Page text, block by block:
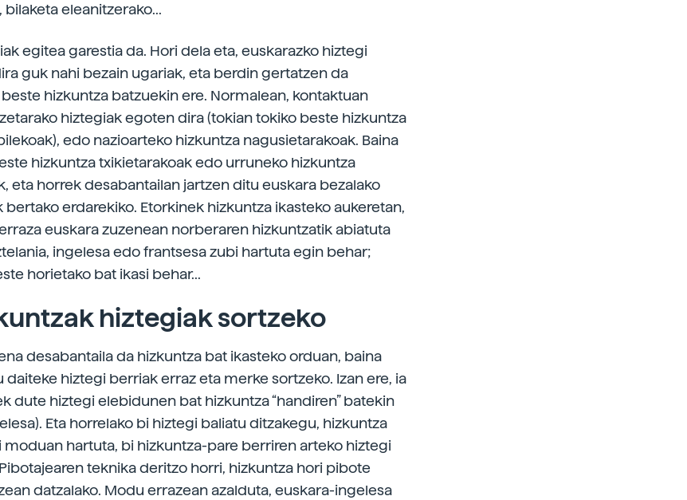
eleanitzerako...
egitea garestia da. Hori dela eta, euskarazko hiztegi
guk nahi bezain ugariak, eta berdin gertatzen da
hizkuntza batzuekin ere. Normalean, kontaktuan
hiztegiak egoten dira (tokian tokiko beste hizkuntza
edo nazioarteko hizkuntza nagusietarakoak. Baina
hizkuntza txikietarakoak edo urruneko hizkuntza
eta horrek desabantailan jartzen ditu euskara bezalako
bertako erdarekiko. Etorkinek hizkuntza ikasteko aukeretan,
euskara zuzenean norberaren hizkuntzatik abiatuta
ingelesa edo frantsesa zubi hartuta egin behar;
horietako bat ikasi behar...
hiztegiak sortzeko
desabantaila da hizkuntza bat ikasteko orduan, baina
daiteke hiztegi berriak erraz eta merke sortzeko. Izan ere, ia
dute hiztegi elebidunen bat hizkuntza “handiren” batekin
Eta horrelako bi hiztegi baliatu ditzakegu, hizkuntza
moduan hartuta, bi hizkuntza-pare berriren arteko hiztegi
teknika deritzo horri, hizkuntza hori pibote
datzalako. Modu errazean azalduta, euskara-ingelesa